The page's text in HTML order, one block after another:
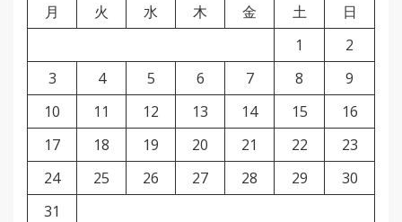
月
火 水 木 金 土
日
1
2
3
4 5 6 7 8
9
10
11 12 13 14 15
16
17
18 19 20 21 22
23
24
25 26 27 28 29
30
31